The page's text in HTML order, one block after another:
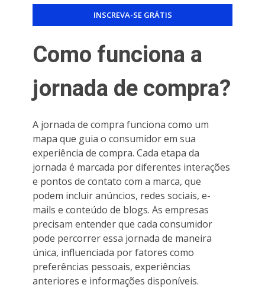
Como funciona a
jornada de compra?
A jornada de compra funciona como um
mapa que guia o consumidor em sua
experiência de compra. Cada etapa da
jornada é marcada por diferentes interações
e pontos de contato com a marca, que
podem incluir anúncios, redes sociais, e-
mails e conteúdo de blogs. As empresas
precisam entender que cada consumidor
pode percorrer essa jornada de maneira
única, influenciada por fatores como
preferências pessoais, experiências
anteriores e informações disponíveis.